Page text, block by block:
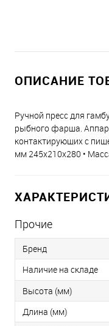
ОПИСАНИЕ
Ручной пресс для
рыбного фарша.
контактирующих с
мм 245x210x280 •
Прочие
Бренд
Наличие на складе
Высота (мм)
Длина (мм)